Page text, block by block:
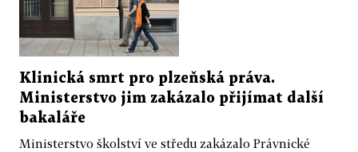
Klinická smrt pro plzeňská práva.
Ministerstvo jim zakázalo přijímat další
bakaláře
Ministerstvo školství ve středu zakázalo Právnické